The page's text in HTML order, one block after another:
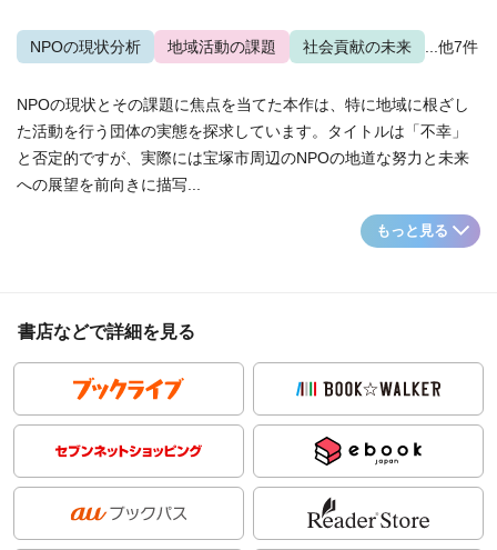
NPOの現状分析 地域活動の課題 社会貢献の未来 ...他7件
NPOの現状とその課題に焦点を当てた本作は、特に地域に根ざし
た活動を行う団体の実態を探求しています。タイトルは「不幸」
と否定的ですが、実際には宝塚市周辺のNPOの地道な努力と未来
への展望を前向きに描写...
もっと見る
書店などで詳細を見る